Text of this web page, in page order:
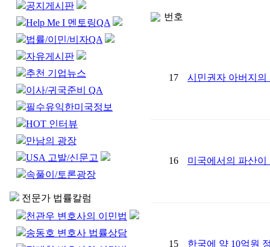
공지게시판
Help Me I 멘토링QA
법률/이민/비자QA
자유게시판
추천 기업뉴스
이사/귀국준비 QA
필수유익한미국정보
HOT 인터뷰
만남의 광장
USA 고발/신문고
속풀이/토론광장
전문가 법률칼럼
천관우 변호사의 이민법
송동호 변호사 법률상담
번호
17 시민권자 아버지의
16 미국에서의 파산
15 한국에 약 10억원